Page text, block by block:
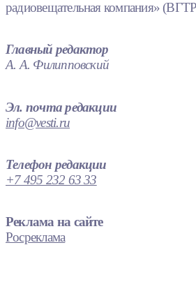
радиовещательная компания»
Главный редактор
А. А. Филипповский
Эл. почта редакции
info@vesti.ru
Телефон редакции
+7 495 232 63 33
Реклама на сайте
Росреклама